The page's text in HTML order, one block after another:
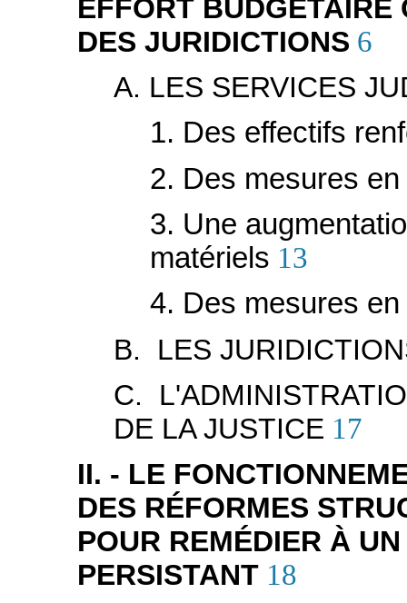
EFFORT BUDGÉTAIRE
DES JURIDICTIONS 6
A. LES SERVICES
1. Des effectifs
2. Des mesures
3. Une
matériels 13
4. Des mesures
B. LES
C.
DE LA JUSTICE 17
II. - LE
DES RÉFORMES
POUR REMÉDIER À
PERSISTANT 18